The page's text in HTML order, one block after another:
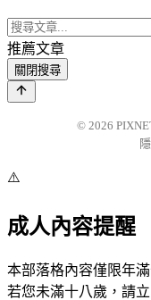
推薦文章
關閉搜尋
© 2026
⚠️
成人內容提醒
本部落格內容僅限年
若您未滿十八歲，請立